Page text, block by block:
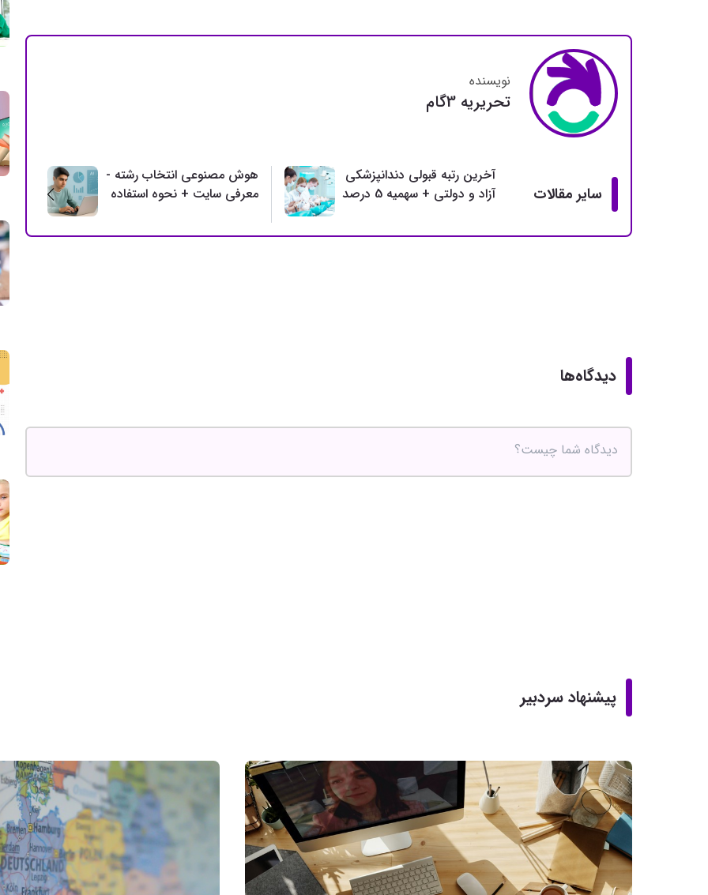
نویسنده
تحريريه 3گام
سایر مقالات
آخرین رتبه قبولی دندانپزشکی
آزاد و دولتی + سهمیه 5 درصد
هوش مصنوعی انتخاب رشته -
معرفی سایت + نحوه استفاده
دیدگاه‌ها
پیشنهاد سردبیر